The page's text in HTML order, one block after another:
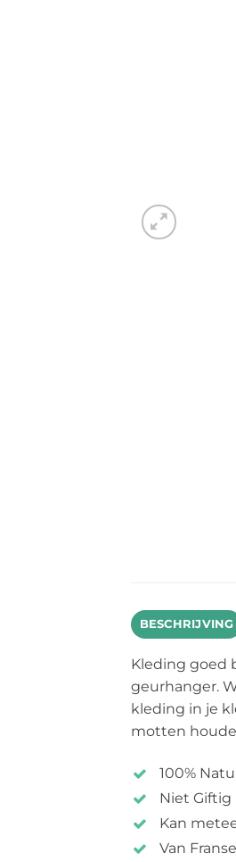
BESCHRIJVING
Kleding goed
geurhanger.
kleding in je
motten
100%
Niet Giftig
Kan
Van